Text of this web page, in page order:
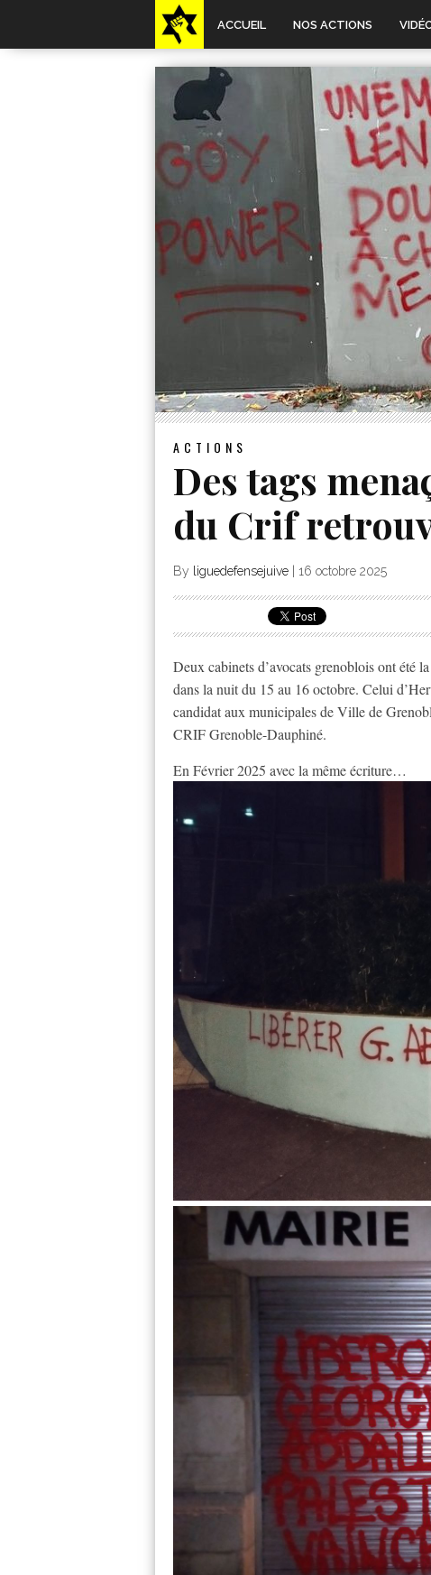
ACCUEIL NOS ACTIONS
ACTIONS
Des tags
du Crif
By liguedefensejuive 16 octobre 2025
Deux cabinets d’avocats grenoblois ont été
dans la nuit du 15 au 16 octobre. Celui
candidat aux municipales de Ville de
CRIF Grenoble-Dauphiné.
En Février 2025 avec la même écriture…